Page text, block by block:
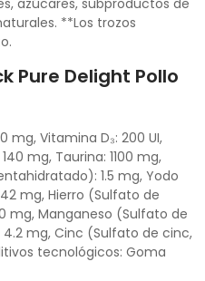
**Los trozos
Pure Delight Pollo
mg, Vitamina D₃: 200 UI,
mg, Taurina: 1100 mg,
1.5 mg, Yodo
mg, Hierro (Sulfato de
mg, Manganeso (Sulfato de
mg, Cinc (Sulfato de cinc,
tecnológicos: Goma